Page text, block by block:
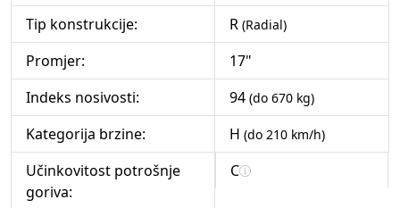
Tip konstrukcije: R (Radial)
Promjer:
17"
Indeks nosivosti:
94 (do 670 kg)
Kategorija brzine: H (do 210 km/h)
Učinkovitost potrošnje
goriva:
C